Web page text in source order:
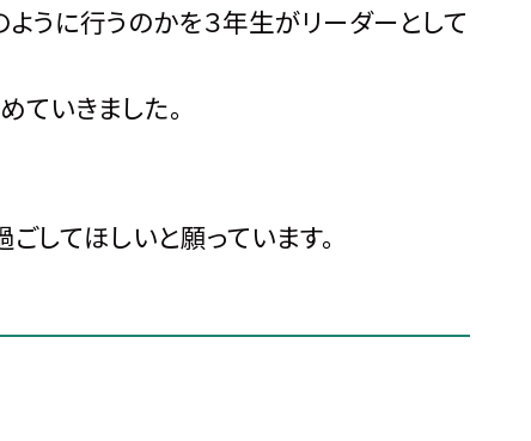
うに行うのかを３年生がリーダーとして
いきました。
してほしいと願っています。